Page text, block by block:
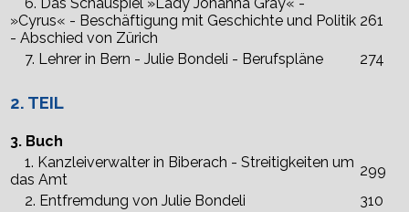
6. Das Schauspiel »Lady Johanna Gray« -
»Cyrus« - Beschäftigung mit Geschichte und Politik
- Abschied von Zürich
261
7. Lehrer in Bern - Julie Bondeli - Berufspläne 274
2. TEIL
3. Buch
1. Kanzleiverwalter in Biberach - Streitigkeiten um
das Amt
299
2. Entfremdung von Julie Bondeli
310